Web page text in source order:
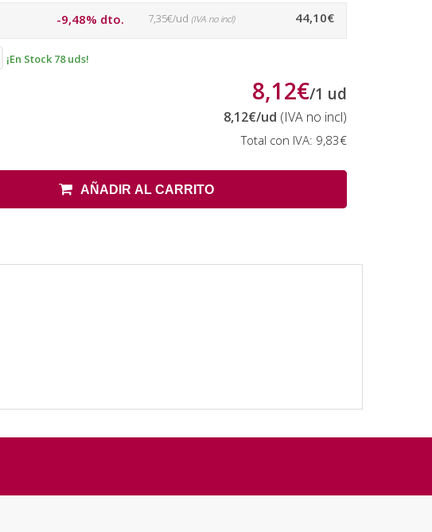
-9,48% dto. 44,10€
7,35€/ud (IVA no incl)
¡En Stock 78 uds!
8,12€/1 ud
8,12€/ud (IVA no incl)
Total con IVA: 9,83€
AÑADIR AL CARRITO